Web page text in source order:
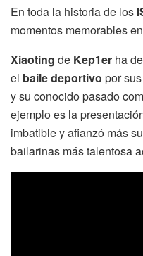
En toda la historia de los
momentos memorables
Xiaoting de Kep1er ha
el baile deportivo por
y su conocido pasado
ejemplo es la
imbatible y afianzó más
bailarinas más talentosa